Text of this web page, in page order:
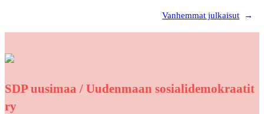
Vanhemmat julkaisut →
SDP uusimaa / Uudenmaan sosialidemokraatit
ry